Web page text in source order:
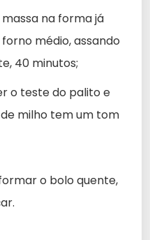
na forma já
médio, assando
40 minutos;
o teste do palito e
milho tem um tom
o bolo quente,